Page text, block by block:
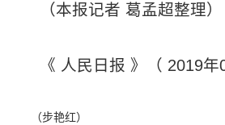
（本报记者 葛孟超整理）
《 人民日报 》（ 2019年
（步艳红）